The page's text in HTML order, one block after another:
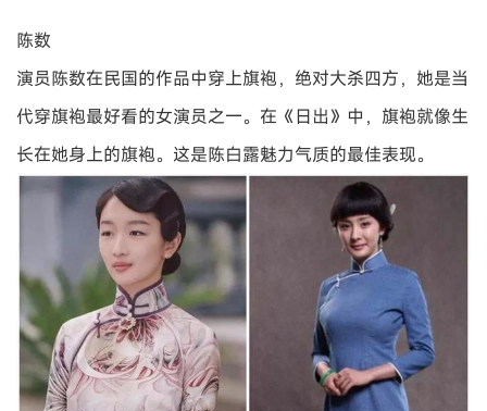
陈数
演员陈数在民国的作品中穿上旗袍，绝对大杀四方，她是当
代穿旗袍最好看的女演员之一。在《日出》中，旗袍就像生
长在她身上的旗袍。这是陈白露魅力气质的最佳表现。